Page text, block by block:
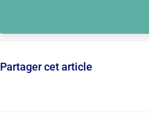
Partager cet article